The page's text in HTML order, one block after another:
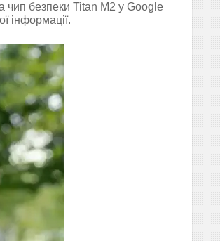
чип безпеки Titan M2 у Google
інформації.